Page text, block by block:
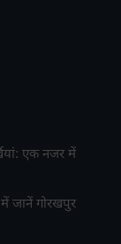
एक नजर में
जानें गोरखपुर